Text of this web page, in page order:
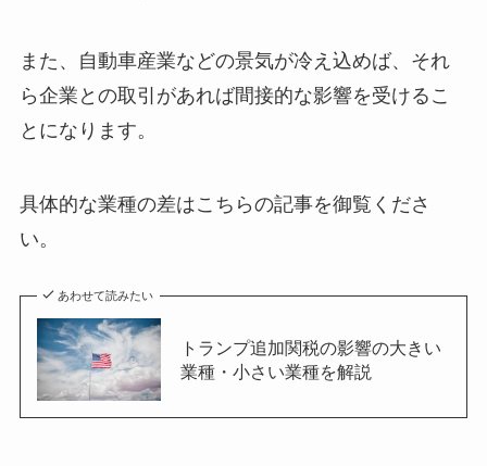
また、自動車産業などの景気が冷え込めば、それ
ら企業との取引があれば間接的な影響を受けるこ
とになります。
具体的な業種の差はこちらの記事を御覧くださ
い。
あわせて読みたい
トランプ追加関税の影響の大きい
業種・小さい業種を解説